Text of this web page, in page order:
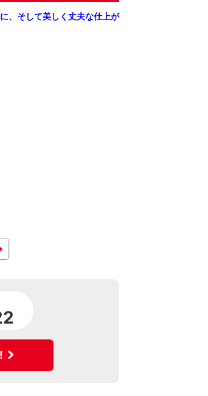
、そして美しく丈夫な仕上が